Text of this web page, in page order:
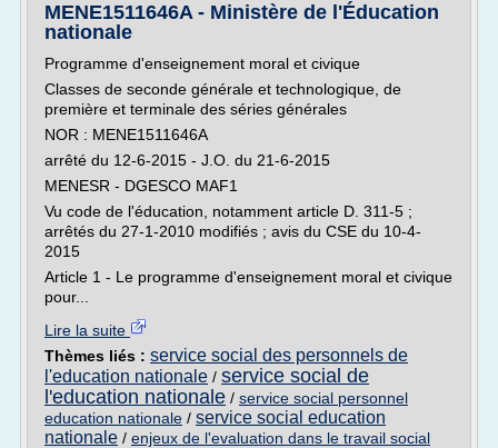
MENE1511646A - Ministère de l'Éducation
nationale
Programme d'enseignement moral et civique
Classes de seconde générale et technologique, de
première et terminale des séries générales
NOR : MENE1511646A
arrêté du 12-6-2015 - J.O. du 21-6-2015
MENESR - DGESCO MAF1
Vu code de l'éducation, notamment article D. 311-5 ;
arrêtés du 27-1-2010 modifiés ; avis du CSE du 10-4-
2015
Article 1 - Le programme d'enseignement moral et civique
pour...
Lire la suite
Thèmes liés : service social des personnels de
l'education nationale / service social de
l'education nationale / service social personnel
education nationale / service social education
nationale / enjeux de l'evaluation dans le travail social